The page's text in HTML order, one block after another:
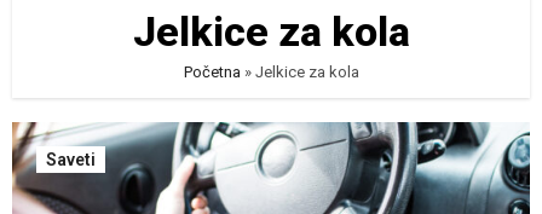
Jelkice za kola
Početna » Jelkice za kola
Saveti